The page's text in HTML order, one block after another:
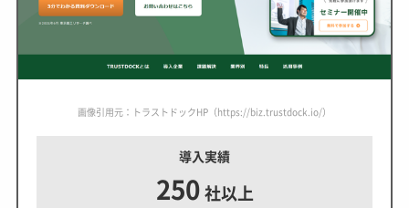
画像引用元：トラストドックHP（https://biz.trustdock.io/）
導入実績
250 社以上